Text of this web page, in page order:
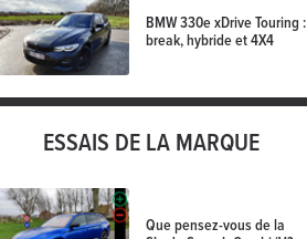
BMW 330e xDrive Touring :
break, hybride et 4X4
ESSAIS DE LA MARQUE
Que pensez-vous de la